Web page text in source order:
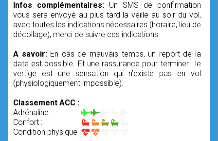
Infos complémentaires: Un SMS de confirmation
vous sera envoyé au plus tard la veille au soir du vol,
avec toutes les indications nécessaires (horaire, lieu de
décollage), merci de suivre ces indications.
A savoir: En cas de mauvais temps, un report de la
date est possible. Et une rassurance pour terminer : le
vertige est une sensation qui n’existe pas en vol
(physiologiquement impossible).
Classement ACC :
Adrénaline :
Confort :
Condition physique :